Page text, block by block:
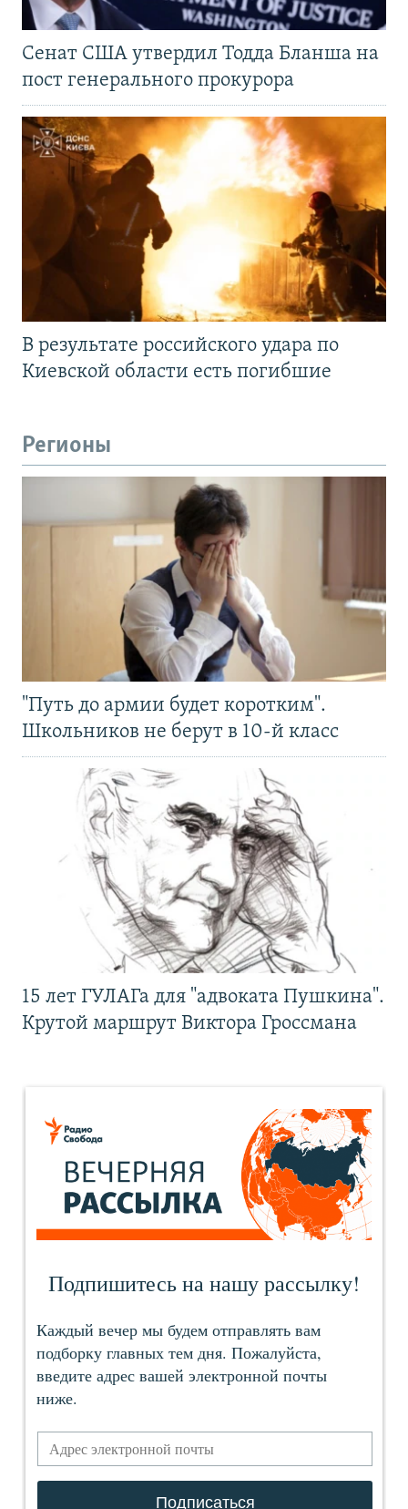
Сенат США утвердил Тодда Бланша на
пост генерального прокурора
В результате российского удара по
Киевской области есть погибшие
Регионы
"Путь до армии будет коротким".
Школьников не берут в 10-й класс
15 лет ГУЛАГа для "адвоката Пушкина".
Крутой маршрут Виктора Гроссмана